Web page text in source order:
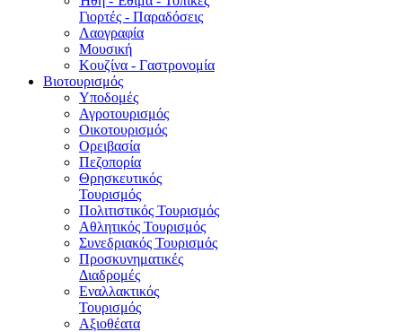
Γιορτές - Παραδόσεις
Λαογραφία
Μουσική
Κουζίνα - Γαστρονομία
Βιοτουρισμός
Υποδομές
Αγροτουρισμός
Οικοτουρισμός
Ορειβασία
Πεζοπορία
Θρησκευτικός
Τουρισμός
Πολιτιστικός Τουρισμός
Αθλητικός Τουρισμός
Συνεδριακός Τουρισμός
Προσκυνηματικές
Διαδρομές
Εναλλακτικός
Τουρισμός
Αξιοθέατα